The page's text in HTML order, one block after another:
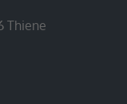
Thiene